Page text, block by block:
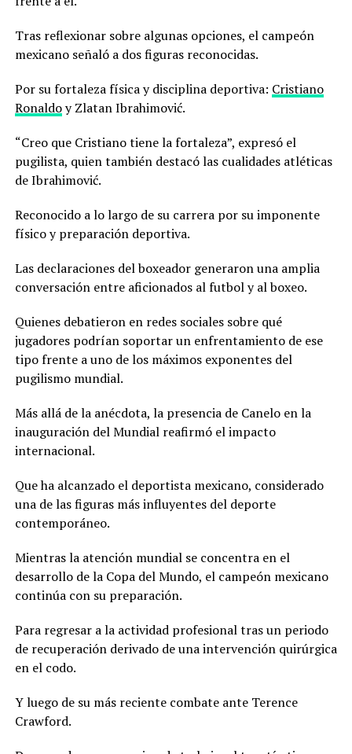
Tras reflexionar sobre algunas opciones, el campeón
mexicano señaló a dos figuras reconocidas.
Por su fortaleza física y disciplina deportiva: Cristiano
Ronaldoy Zlatan Ibrahimović.
“Creo que Cristiano tiene la fortaleza”, expresó el
pugilista, quien también destacó las cualidades atléticas
de Ibrahimović.
Reconocido a lo largo de su carrera por su imponente
físico y preparación deportiva.
Las declaraciones del boxeador generaron una amplia
conversación entre aficionados al futbol y al boxeo.
Quienes debatieron en redes sociales sobre qué
jugadores podrían soportar un enfrentamiento de ese
tipo frente a uno de los máximos exponentes del
pugilismo mundial.
Más allá de la anécdota, la presencia de Canelo en la
inauguración del Mundial reafirmó el impacto
internacional.
Que ha alcanzado el deportista mexicano, considerado
una de las figuras más influyentes del deporte
contemporáneo.
Mientras la atención mundial se concentra en el
desarrollo de la Copa del Mundo, el campeón mexicano
continúa con su preparación.
Para regresar a la actividad profesional tras un periodo
de recuperación derivado de una intervención quirúrgica
en el codo.
Y luego de su más reciente combate ante Terence
Crawford.